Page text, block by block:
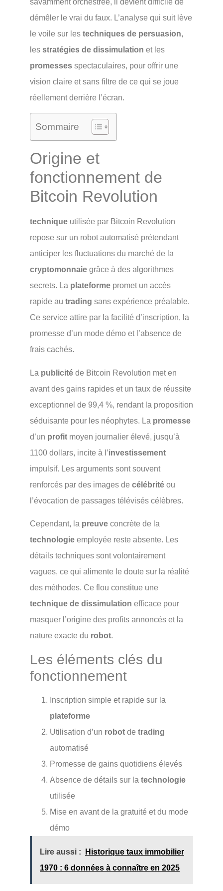
savamment orchestrée, il devient difficile de
démêler le vrai du faux. L’analyse qui suit lève
le voile sur les techniques de persuasion,
les stratégies de dissimulation et les
promesses spectaculaires, pour offrir une
vision claire et sans filtre de ce qui se joue
réellement derrière l’écran.
Sommaire
Origine et
fonctionnement de
Bitcoin Revolution
technique utilisée par Bitcoin Revolution
repose sur un robot automatisé prétendant
anticiper les fluctuations du marché de la
cryptomonnaie grâce à des algorithmes
secrets. La plateforme promet un accès
rapide au trading sans expérience préalable.
Ce service attire par la facilité d’inscription, la
promesse d’un mode démo et l’absence de
frais cachés.
La publicité de Bitcoin Revolution met en
avant des gains rapides et un taux de réussite
exceptionnel de 99,4 %, rendant la proposition
séduisante pour les néophytes. La promesse
d’un profit moyen journalier élevé, jusqu’à
1100 dollars, incite à l’investissement
impulsif. Les arguments sont souvent
renforcés par des images de célébrité ou
l’évocation de passages télévisés célèbres.
Cependant, la preuve concrète de la
technologie employée reste absente. Les
détails techniques sont volontairement
vagues, ce qui alimente le doute sur la réalité
des méthodes. Ce flou constitue une
technique de dissimulation efficace pour
masquer l’origine des profits annoncés et la
nature exacte du robot.
Les éléments clés du
fonctionnement
Inscription simple et rapide sur la
plateforme
Utilisation d’un robot de trading
automatisé
Promesse de gains quotidiens élevés
Absence de détails sur la technologie
utilisée
Mise en avant de la gratuité et du mode
démo
Lire aussi :
Historique taux immobilier
1970 : 6 données à connaître en 2025